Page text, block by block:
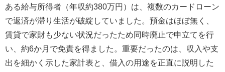
ある給与所得者（年収約380万円）は、複数のカードローン
で返済が滞り生活が破綻していました。預金はほぼ無く、
賃貸で家財も少ない状況だったため同時廃止で申立てを行
い、約6か月で免責を得ました。重要だったのは、収入や支
出を細かく示した家計表と、借入の用途を正直に説明した